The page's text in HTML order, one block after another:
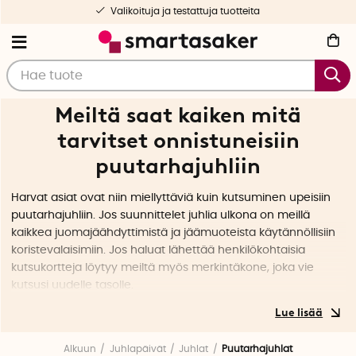
Ilmainen toimitus yli 50 € tilauksille
Meiltä saat kaiken mitä
tarvitset onnistuneisiin
puutarhajuhliin
Harvat asiat ovat niin miellyttäviä kuin kutsuminen upeisiin
puutarhajuhliin. Jos suunnittelet juhlia ulkona on meillä
kaikkea juomajäähdyttimistä ja jäämuoteista käytännöllisiin
koristevalaisimiin. Jos haluat lähettää henkilökohtaisia
kutsukortteja löytyy meiltä myös merkintäkone, joka vie
kutsusi uudelle tasolle.
Puutarhajuhlat ovat täydellinen tilaisuus tavata ystäviä ja
Alkuun Juhlapäivät Juhlat Puutarhajuhlat